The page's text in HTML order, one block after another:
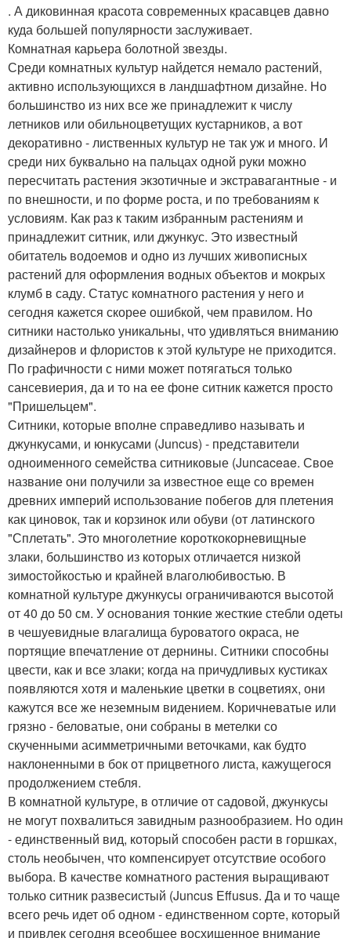
. А диковинная красота современных красавцев давно
куда большей популярности заслуживает.
Комнатная карьера болотной звезды.
Среди комнатных культур найдется немало растений,
активно использующихся в ландшафтном дизайне. Но
большинство из них все же принадлежит к числу
летников или обильноцветущих кустарников, а вот
декоративно - лиственных культур не так уж и много. И
среди них буквально на пальцах одной руки можно
пересчитать растения экзотичные и экстравагантные - и
по внешности, и по форме роста, и по требованиям к
условиям. Как раз к таким избранным растениям и
принадлежит ситник, или джункус. Это известный
обитатель водоемов и одно из лучших живописных
растений для оформления водных объектов и мокрых
клумб в саду. Статус комнатного растения у него и
сегодня кажется скорее ошибкой, чем правилом. Но
ситники настолько уникальны, что удивляться вниманию
дизайнеров и флористов к этой культуре не приходится.
По графичности с ними может потягаться только
сансевиерия, да и то на ее фоне ситник кажется просто
"Пришельцем".
Ситники, которые вполне справедливо называть и
джункусами, и юнкусами (Juncus) - представители
одноименного семейства ситниковые (Juncaceae. Свое
название они получили за известное еще со времен
древних империй использование побегов для плетения
как циновок, так и корзинок или обуви (от латинского
"Сплетать". Это многолетние короткокорневищные
злаки, большинство из которых отличается низкой
зимостойкостью и крайней влаголюбивостью. В
комнатной культуре джункусы ограничиваются высотой
от 40 до 50 см. У основания тонкие жесткие стебли одеты
в чешуевидные влагалища буроватого окраса, не
портящие впечатление от дернины. Ситники способны
цвести, как и все злаки; когда на причудливых кустиках
появляются хотя и маленькие цветки в соцветиях, они
кажутся все же неземным видением. Коричневатые или
грязно - беловатые, они собраны в метелки со
скученными асимметричными веточками, как будто
наклоненными в бок от прицветного листа, кажущегося
продолжением стебля.
В комнатной культуре, в отличие от садовой, джункусы
не могут похвалиться завидным разнообразием. Но один
- единственный вид, который способен расти в горшках,
столь необычен, что компенсирует отсутствие особого
выбора. В качестве комнатного растения выращивают
только ситник развесистый (Juncus Effusus. Да и то чаще
всего речь идет об одном - единственном сорте, который
и привлек сегодня всеобщее восхищенное внимание